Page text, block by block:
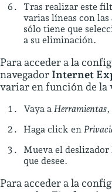
Tras realizar este
varias líneas con las
sólo tiene que
a su eliminación.
Para acceder a la
navegador Internet
variar en función de la
Vaya a Herramientas,
Haga click en
Mueva el
que desee.
Para acceder a la